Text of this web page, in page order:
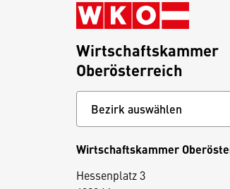
Wirtschaftskammer
Oberösterreich
Wirtschaftskammer
Hessenplatz 3